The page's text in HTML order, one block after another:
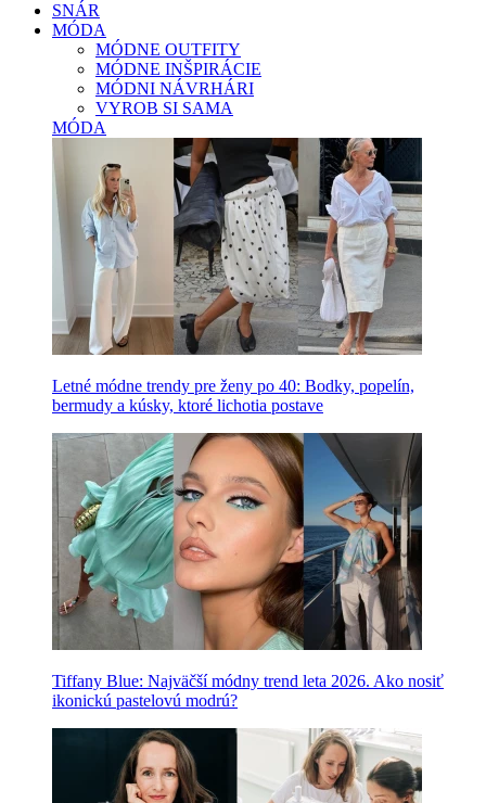
SNÁR
MÓDA
MÓDNE OUTFITY
MÓDNE INŠPIRÁCIE
MÓDNI NÁVRHÁRI
VYROB SI SAMA
MÓDA
Letné módne trendy pre ženy po 40: Bodky, popelín,
bermudy a kúsky, ktoré lichotia postave
Tiffany Blue: Najväčší módny trend leta 2026. Ako nosiť
ikonickú pastelovú modrú?